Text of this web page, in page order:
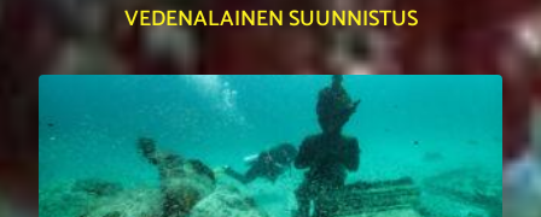
VEDENALAINEN SUUNNISTUS